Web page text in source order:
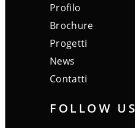
Profilo
Brochure
Progetti
News
Contatti
FOLLOW US